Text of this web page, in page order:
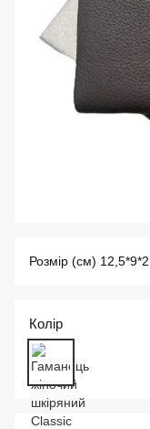
Розмір (см) 12,5*9*2
Колір